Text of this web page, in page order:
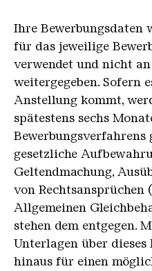
Ihre Bewerbungsdaten
für das jeweilige
verwendet und nicht
weitergegeben. Sofern
Anstellung kommt,
spätestens sechs
Bewerbungsverfahrens
gesetzliche
Geltendmachung,
von Rechtsansprüchen
Allgemeinen
stehen dem entgegen.
Unterlagen über dieses
hinaus für einen